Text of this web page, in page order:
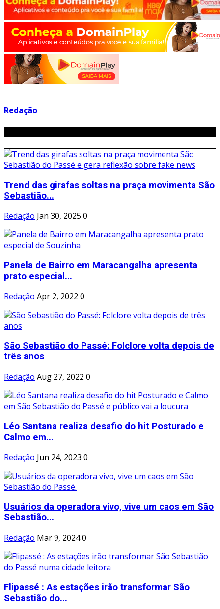
Redação
Trend das girafas soltas na praça movimenta São
Sebastião...
Redação Jan 30, 2025 0
Panela de Bairro em Maracangalha apresenta
prato especial...
Redação Apr 2, 2022 0
São Sebastião do Passé: Folclore volta depois de
três anos
Redação Aug 27, 2022 0
Léo Santana realiza desafio do hit Posturado e
Calmo em...
Redação Jun 24, 2023 0
Usuários da operadora vivo, vive um caos em São
Sebastião...
Redação Mar 9, 20240
Flipassé : As estações irão transformar São
Sebastião do...